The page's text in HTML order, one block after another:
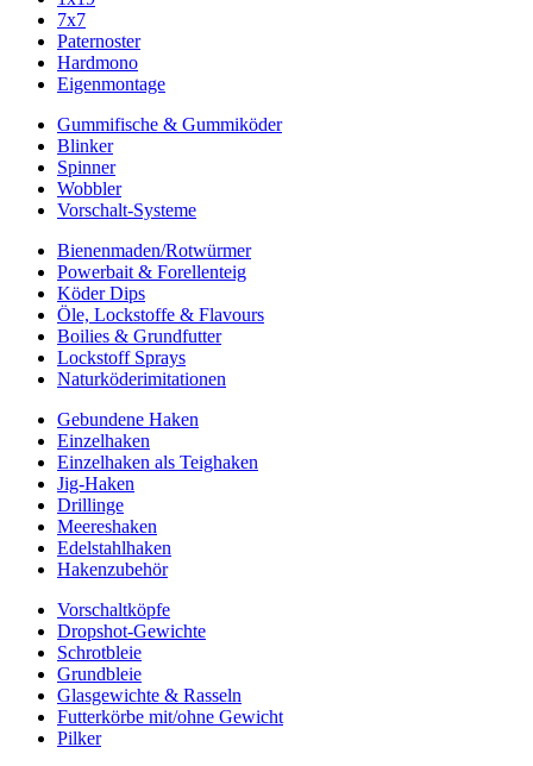
7x7
Paternoster
Hardmono
Eigenmontage
Gummifische & Gummiköder
Blinker
Spinner
Wobbler
Vorschalt-Systeme
Bienenmaden/Rotwürmer
Powerbait & Forellenteig
Köder Dips
Öle, Lockstoffe & Flavours
Boilies & Grundfutter
Lockstoff Sprays
Naturköderimitationen
Gebundene Haken
Einzelhaken
Einzelhaken als Teighaken
Jig-Haken
Drillinge
Meereshaken
Edelstahlhaken
Hakenzubehör
Vorschaltköpfe
Dropshot-Gewichte
Schrotbleie
Grundbleie
Glasgewichte & Rasseln
Futterkörbe mit/ohne Gewicht
Pilker